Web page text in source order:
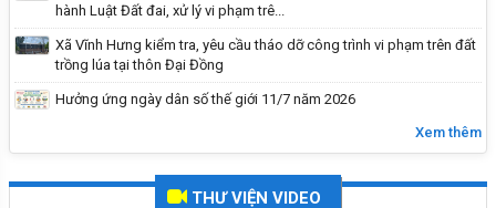
hành Luật Đất đai, xử lý vi phạm trê...
Xã Vĩnh Hưng kiểm tra, yêu cầu tháo dỡ công trình vi phạm trên đất
trồng lúa tại thôn Đại Đồng
Hưởng ứng ngày dân số thế giới 11/7 năm 2026
Xem thêm
THƯ VIỆN VIDEO
PHÒNG CHỐNG ĐUỐI NƯỚC – BẢO VỆ TRẺ EM